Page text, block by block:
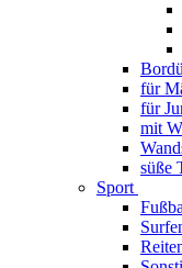
für
für
mit
süße
Sport